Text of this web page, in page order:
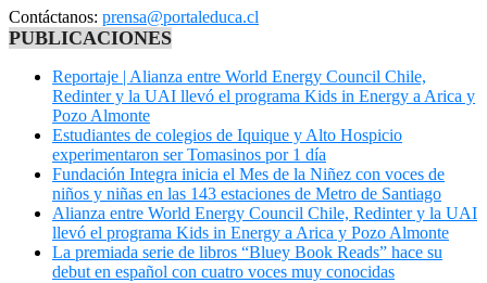
Contáctanos: prensa@portaleduca.cl
PUBLICACIONES
Reportaje | Alianza entre World Energy Council Chile,
Redinter y la UAI llevó el programa Kids in Energy a Arica y
Pozo Almonte
Estudiantes de colegios de Iquique y Alto Hospicio
experimentaron ser Tomasinos por 1 día
Fundación Integra inicia el Mes de la Niñez con voces de
niños y niñas en las 143 estaciones de Metro de Santiago
Alianza entre World Energy Council Chile, Redinter y la UAI
llevó el programa Kids in Energy a Arica y Pozo Almonte
La premiada serie de libros “Bluey Book Reads” hace su
debut en español con cuatro voces muy conocidas